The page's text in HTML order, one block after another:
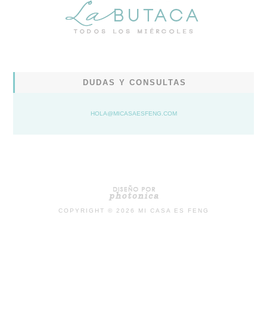
DUDAS Y CONSULTAS
HOLA@MICASAESFENG.COM
COPYRIGHT © 2026 MI CASA ES FENG